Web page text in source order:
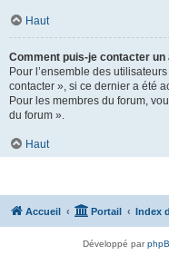
Haut
Comment puis-je contacter
Pour l’ensemble des
contacter », si ce dernier a été
Pour les membres du forum,
du forum ».
Haut
Accueil Portail Index
Développé par